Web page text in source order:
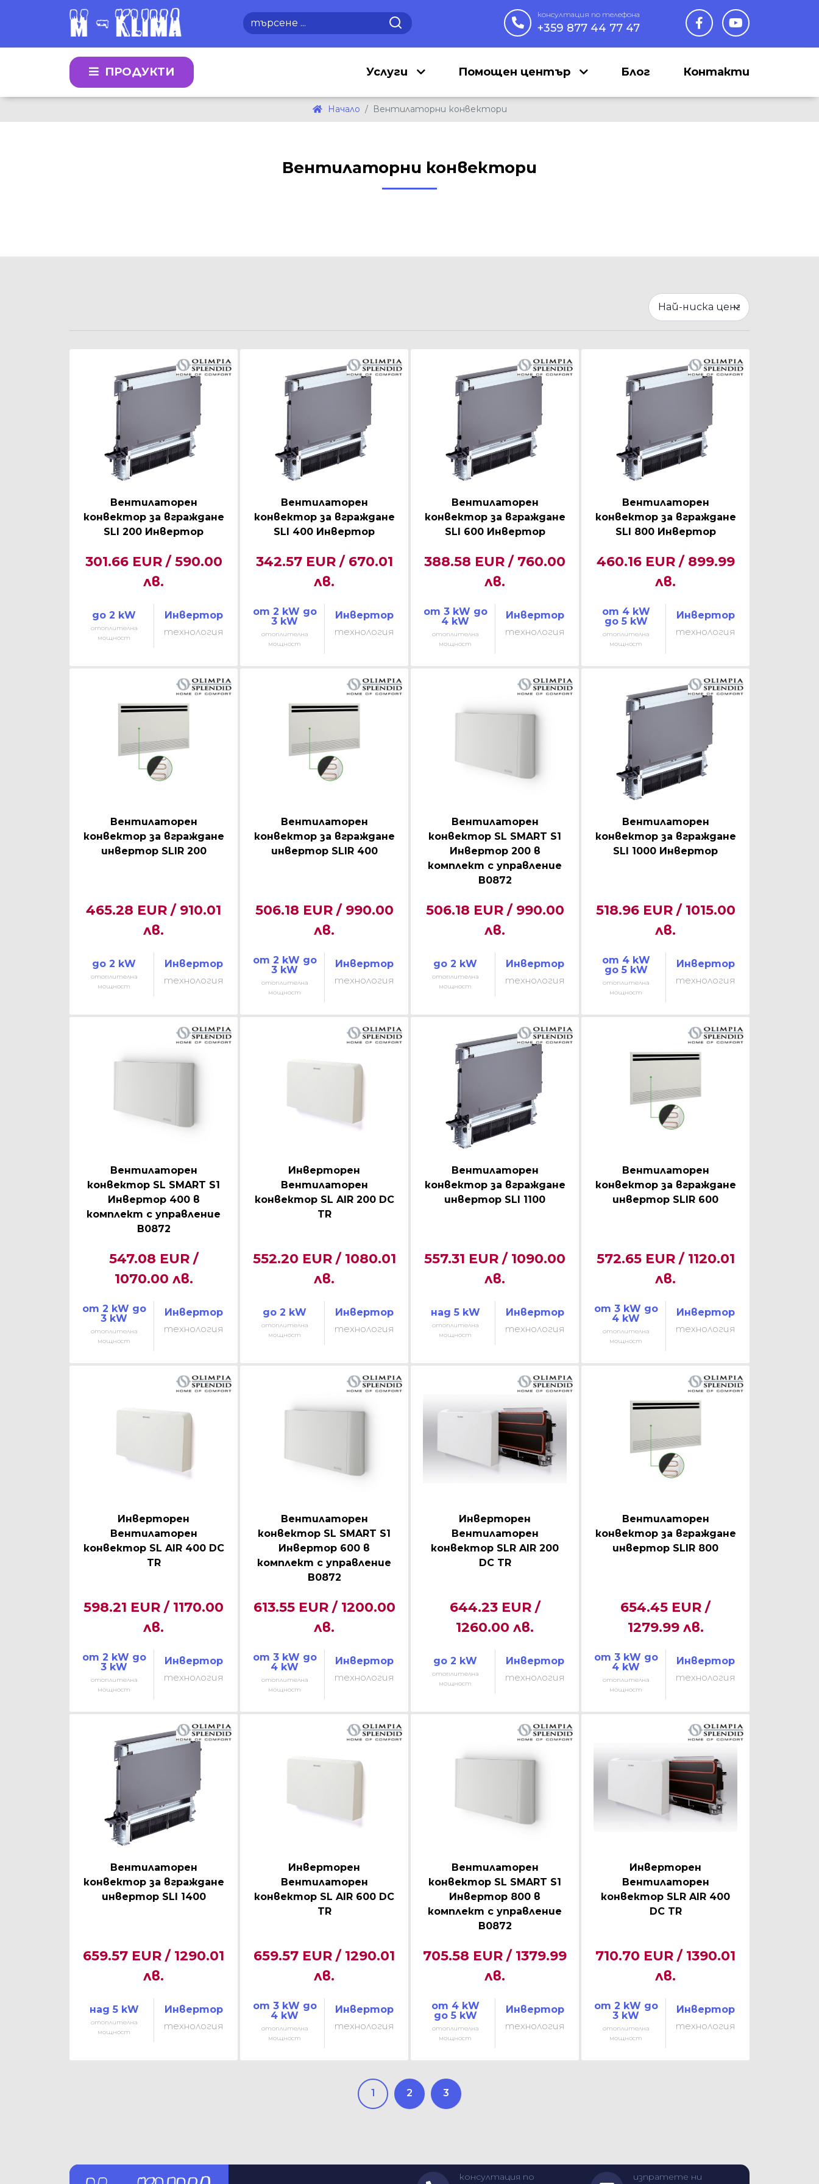
консултация по телефона
+359 877 44 77 47
ПРОДУКТИ Услуги Помощен център Блог Контакти
Начало Вентилаторни конвектори
Вентилаторни конвектори
Вентилаторен
конвектор за вграждане
SLI 200 Инвертор
301.66 EUR / 590.00
лв.
до 2 kW
отоплителна
мощност
Инвертор
технология
Вентилаторен
конвектор за вграждане
SLI 400 Инвертор
342.57 EUR / 670.01
лв.
от 2 kW до
3 kW
отоплителна
мощност
Инвертор
технология
Вентилаторен
конвектор за вграждане
SLI 600 Инвертор
388.58 EUR / 760.00
лв.
от 3 kW до
4 kW
отоплителна
мощност
Инвертор
технология
Вентилаторен
конвектор за вграждане
SLI 800 Инвертор
460.16 EUR / 899.99
лв.
от 4 kW
до 5 kW
отоплителна
мощност
Инвертор
технология
Вентилаторен
конвектор за вграждане
инвертор SLIR 200
465.28 EUR / 910.01
лв.
до 2 kW
отоплителна
мощност
Инвертор
технология
Вентилаторен
конвектор за вграждане
инвертор SLIR 400
506.18 EUR / 990.00
лв.
от 2 kW до
3 kW
отоплителна
мощност
Инвертор
технология
Вентилаторен
конвектор SL SMART S1
Инвертор 200 в
комплект с управление
B0872
506.18 EUR / 990.00
лв.
до 2 kW
отоплителна
мощност
Инвертор
технология
Вентилаторен
конвектор за вграждане
SLI 1000 Инвертор
518.96 EUR / 1015.00
лв.
от 4 kW
до 5 kW
отоплителна
мощност
Инвертор
технология
Вентилаторен
конвектор SL SMART S1
Инвертор 400 в
комплект с управление
B0872
547.08 EUR /
1070.00 лв.
от 2 kW до
3 kW
отоплителна
мощност
Инвертор
технология
Инверторен
Вентилаторен
конвектор SL AIR 200 DC
TR
552.20 EUR / 1080.01
лв.
до 2 kW
отоплителна
мощност
Инвертор
технология
Вентилаторен
конвектор за вграждане
инвертор SLI 1100
557.31 EUR / 1090.00
лв.
над 5 kW
отоплителна
мощност
Инвертор
технология
Вентилаторен
конвектор за вграждане
инвертор SLIR 600
572.65 EUR / 1120.01
лв.
от 3 kW до
4 kW
отоплителна
мощност
Инвертор
технология
Инверторен
Вентилаторен
конвектор SL AIR 400 DC
TR
598.21 EUR / 1170.00
лв.
от 2 kW до
3 kW
отоплителна
мощност
Инвертор
технология
Вентилаторен
конвектор SL SMART S1
Инвертор 600 в
комплект с управление
B0872
613.55 EUR / 1200.00
лв.
от 3 kW до
4 kW
отоплителна
мощност
Инвертор
технология
Инверторен
Вентилаторен
конвектор SLR AIR 200
DC TR
644.23 EUR /
1260.00 лв.
до 2 kW
отоплителна
мощност
Инвертор
технология
Вентилаторен
конвектор за вграждане
инвертор SLIR 800
654.45 EUR /
1279.99 лв.
от 3 kW до
4 kW
отоплителна
мощност
Инвертор
технология
Вентилаторен
конвектор за вграждане
инвертор SLI 1400
659.57 EUR / 1290.01
лв.
над 5 kW
отоплителна
мощност
Инвертор
технология
Инверторен
Вентилаторен
конвектор SL AIR 600 DC
TR
659.57 EUR / 1290.01
лв.
от 3 kW до
4 kW
отоплителна
мощност
Инвертор
технология
Вентилаторен
конвектор SL SMART S1
Инвертор 800 в
комплект с управление
B0872
705.58 EUR / 1379.99
лв.
от 4 kW
до 5 kW
отоплителна
мощност
Инвертор
технология
Инверторен
Вентилаторен
конвектор SLR AIR 400
DC TR
710.70 EUR / 1390.01
лв.
от 2 kW до
3 kW
отоплителна
мощност
Инвертор
технология
1 2 3
консултация по
изпратете ни